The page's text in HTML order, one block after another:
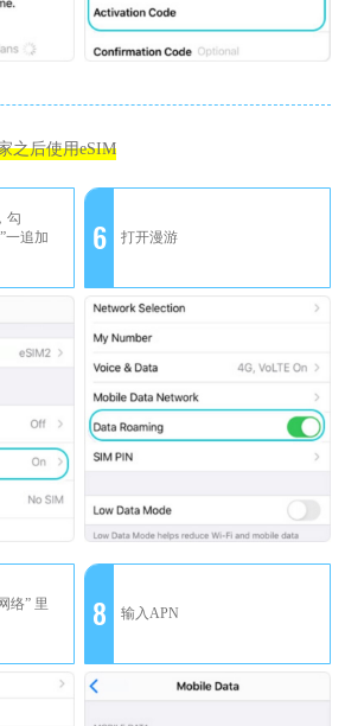
之后使用eSIM
勾
一追加
6 打开漫游
络” 里
8 输入APN